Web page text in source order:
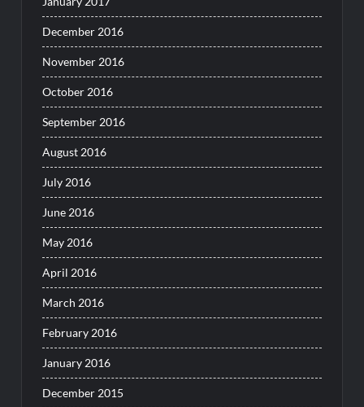
December 2016
November 2016
October 2016
September 2016
August 2016
July 2016
June 2016
May 2016
April 2016
March 2016
February 2016
January 2016
December 2015